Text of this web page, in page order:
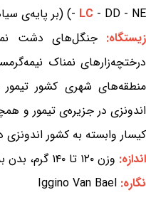
- LC - DD - NE) (بر پایه‌ی سیاهه‌ی سرخ IUCN)
زیستگاه:جنگل‌های دشت
درختچه‌زارهای نمناک
منطقه‌های شهری کشور
اندونزی در جزیره‌ی تیمور و
کیسار وابسته به کشور
اندازه: وزن ۱۲۰ تا ۱۴۰ گرم، بدن به درازای ۲۶ تا ۲۷ سانتی‌متر
نگاره: Iggino Van Bael